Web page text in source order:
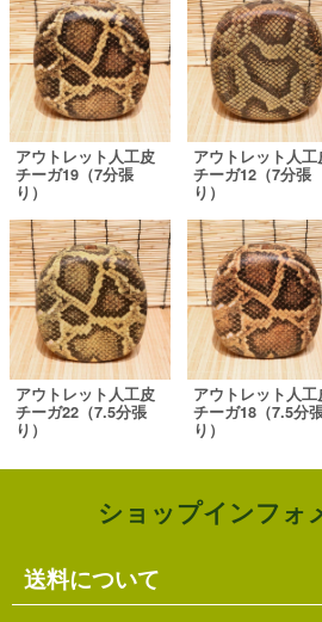
アウトレット人工皮
チーガ19（7分張
り）
アウトレット人工
チーガ12（7分張
り）
アウトレット人工皮
チーガ22（7.5分張
り）
アウトレット人工
チーガ18（7.5分
り）
ショップインフォ
送料について